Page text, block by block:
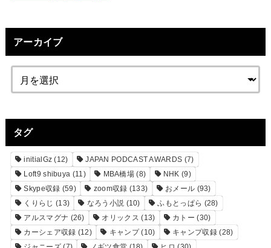
アーカイブ
タグ
initialGz (12) JAPAN PODCAST AWARDS (7)
Loft9 shibuya (11) MBA橋場 (8) NHK (9)
Skype収録 (59) zoom収録 (133) おメール (93)
くりらじ (13) なろう小説 (10) ふもとっぱら (28)
アルスマグナ (26) オリックス (13) カトー (30)
カーシェア収録 (12) キャンプ(10) キャンプ収録(28)